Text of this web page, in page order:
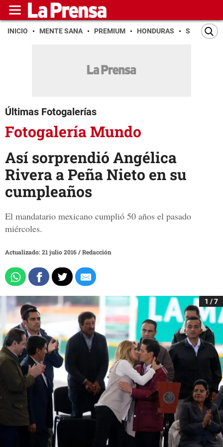
INICIO MENTE SANA PREMIUM HONDURAS SAN PEDRO
Últimas Fotogalerías
Fotogalería Mundo
Así sorprendió Angélica
Rivera a Peña Nieto en su
cumpleaños
El mandatario mexicano cumplió 50 años el pasado
miércoles.
Actualizado: 21 julio 2016/Redacción
1 / 7